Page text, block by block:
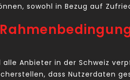
sowohl in Bezug auf
Anbieter in der Schweiz
dass Nutzerdaten